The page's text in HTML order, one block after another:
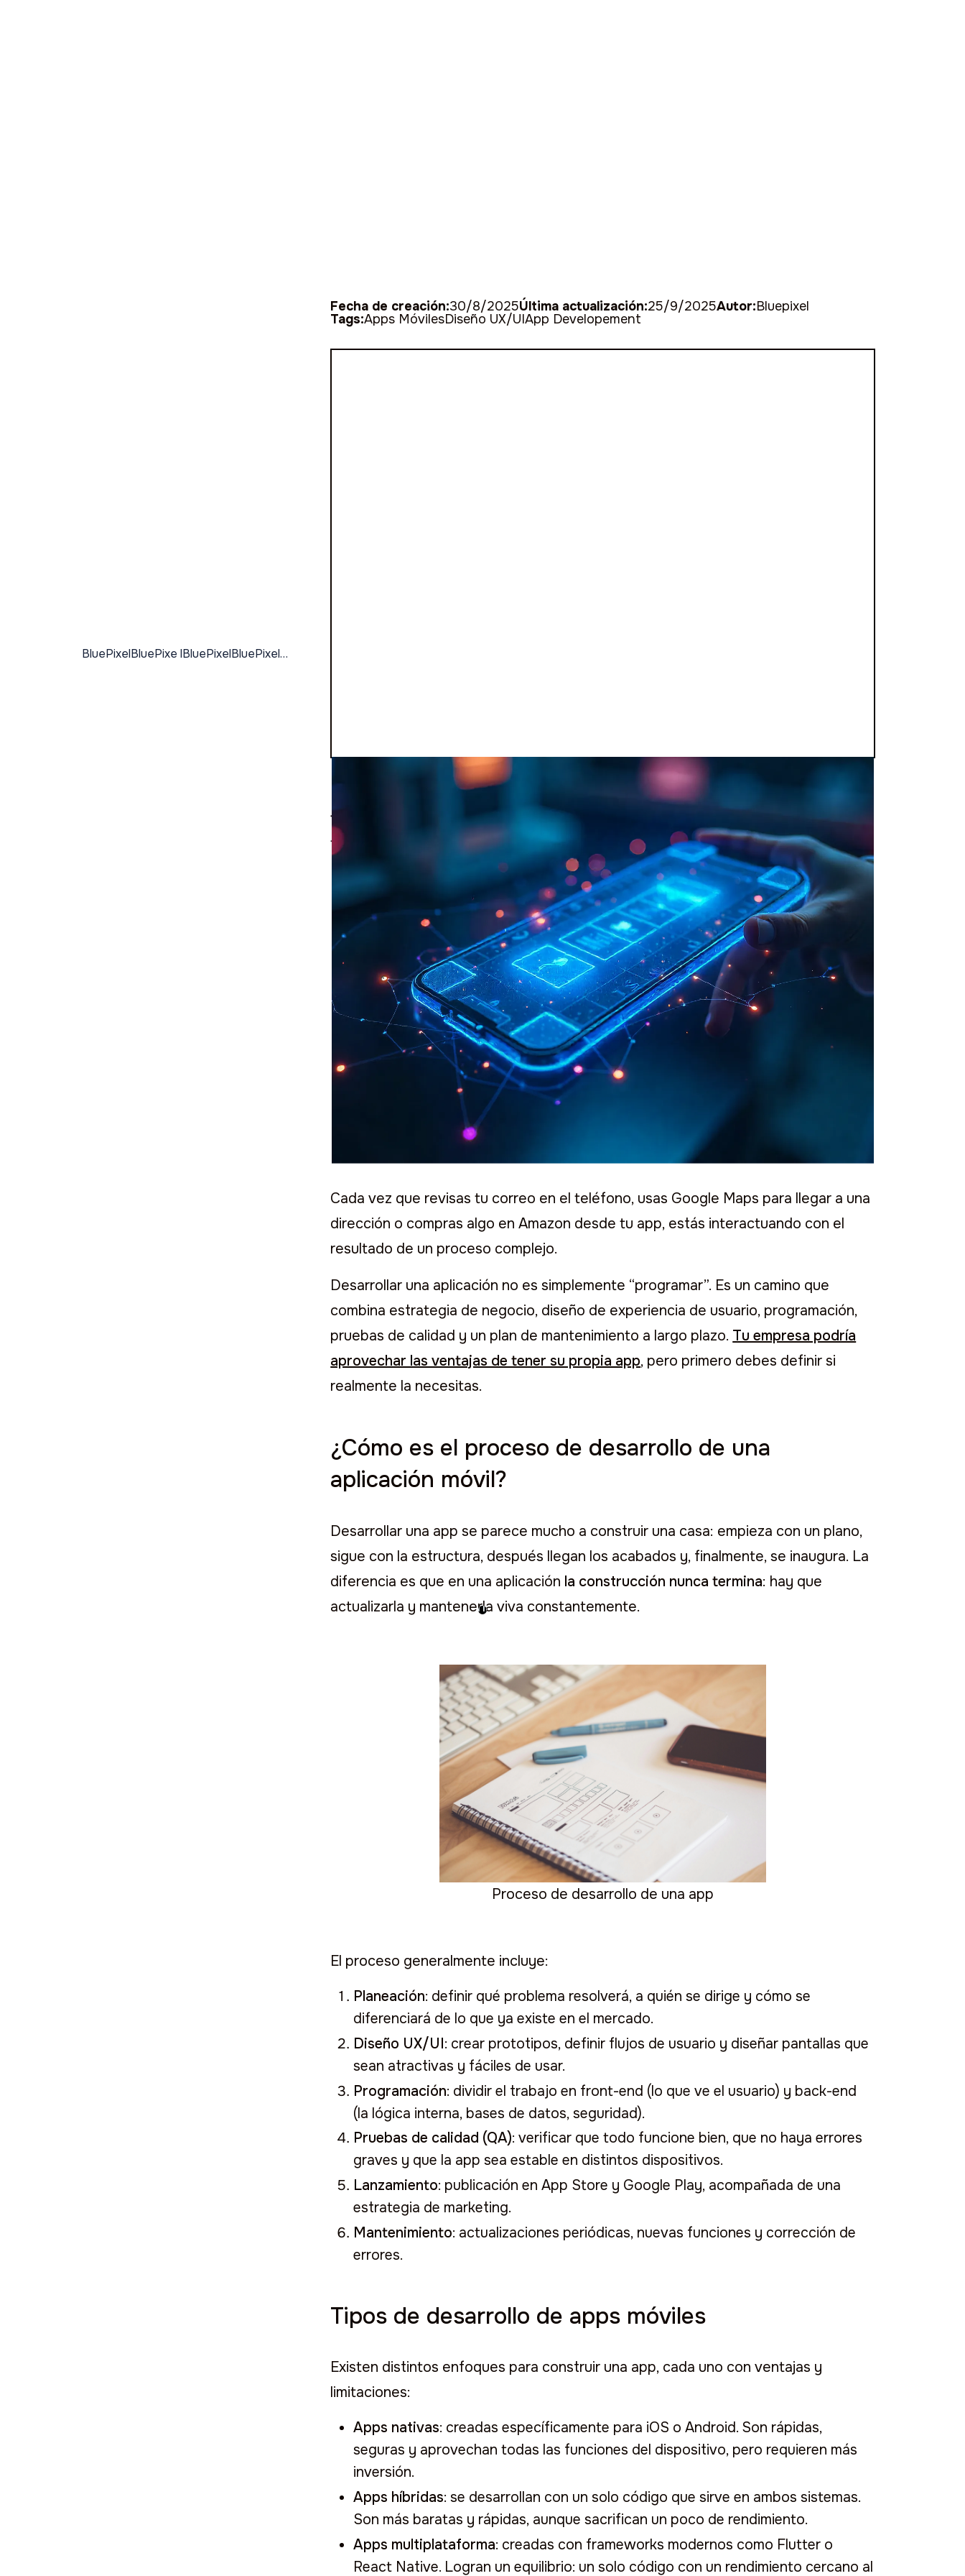
BluePixelBluePixe lBluePixelBluePixelBluePixelBluePixelBluePixelBluePixelBluePixel
Fecha de creación:30/8/2025Última actualización:25/9/2025Autor:Bluepixel
Tags:Apps MóvilesDiseño UX/UIApp Developement
El es el proceso decrear software diseñado para dispositivos como celulares y
tablets
. Dicho así suena técnico, pero en realidad se trata de algo que vivimos
todos los días.
Cada vez que revisas tu correo en el teléfono, usas Google Maps para llegar a una
dirección o compras algo en Amazon desde tu app, estás interactuando con el
resultado de un proceso complejo.
Desarrollar una aplicación no es simplemente “programar”. Es un camino que
combina estrategia de negocio, diseño de experiencia de usuario, programación,
pruebas de calidad y un plan de mantenimiento a largo plazo. Tu empresa podría
aprovechar las ventajas de tener su propia app, pero primero debes definir si
realmente la necesitas.
¿Cómo es el proceso de desarrollo de una
aplicación móvil?
Desarrollar una app se parece mucho a construir una casa: empieza con un plano,
sigue con la estructura, después llegan los acabados y, finalmente, se inaugura. La
diferencia es que en una aplicación la construcción nunca termina: hay que
actualizarla y mantenerla viva constantemente.
Proceso de desarrollo de una app
El proceso generalmente incluye:
Planeación: definir qué problema resolverá, a quién se dirige y cómo se
diferenciará de lo que ya existe en el mercado.
Diseño UX/UI: crear prototipos, definir flujos de usuario y diseñar pantallas que
sean atractivas y fáciles de usar.
Programación: dividir el trabajo en front-end (lo que ve el usuario) y back-end
(la lógica interna, bases de datos, seguridad).
Pruebas de calidad (QA): verificar que todo funcione bien, que no haya errores
graves y que la app sea estable en distintos dispositivos.
Lanzamiento: publicación en App Store y Google Play, acompañada de una
estrategia de marketing.
Mantenimiento: actualizaciones periódicas, nuevas funciones y corrección de
errores.
Tipos de desarrollo de apps móviles
Existen distintos enfoques para construir una app, cada uno con ventajas y
limitaciones:
Apps nativas: creadas específicamente para iOS o Android. Son rápidas,
seguras y aprovechan todas las funciones del dispositivo, pero requieren más
inversión.
Apps híbridas: se desarrollan con un solo código que sirve en ambos sistemas.
Son más baratas y rápidas, aunque sacrifican un poco de rendimiento.
Apps multiplataforma: creadas con frameworks modernos como Flutter o
React Native. Logran un equilibrio: un solo código con un rendimiento cercano al